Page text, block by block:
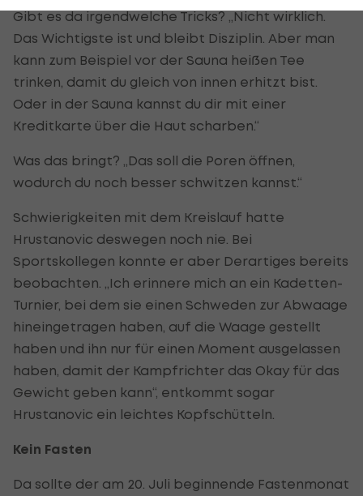
Gibt es da irgendwelche Tricks? „Nicht wirklich.
Das Wichtigste ist und bleibt Disziplin. Aber man
kann zum Beispiel vor der Sauna heißen Tee
trinken, damit du gleich von innen erhitzt bist.
Oder in der Sauna kannst du dir mit einer
Kreditkarte über die Haut scharben.“
Was das bringt? „Das soll die Poren öffnen,
wodurch du noch besser schwitzen kannst.“
Schwierigkeiten mit dem Kreislauf hatte
Hrustanovic deswegen noch nie. Bei
Sportskollegen konnte er aber Derartiges bereits
beobachten. „Ich erinnere mich an ein Kadetten-
Turnier, bei dem sie einen Schweden zur Abwaage
hineingetragen haben, auf die Waage gestellt
haben und ihn nur für einen Moment ausgelassen
haben, damit der Kampfrichter das Okay für das
Gewicht geben kann“, entkommt sogar
Hrustanovic ein leichtes Kopfschütteln.
Kein Fasten
Da sollte der am 20. Juli beginnende Fastenmonat